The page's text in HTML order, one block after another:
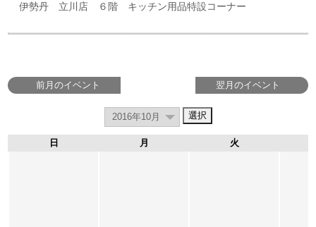
伊勢丹 立川店 ６階 キッチン用品特設コーナー
前月のイベント 翌月のイベント
日 月 火